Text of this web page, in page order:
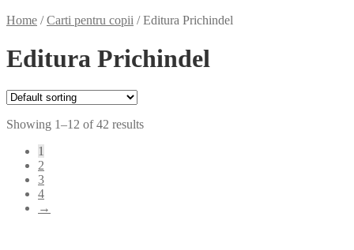
Home /Carti pentru copii /Editura Prichindel
Editura Prichindel
Showing 1–12 of 42 results
1
2
3
4
→